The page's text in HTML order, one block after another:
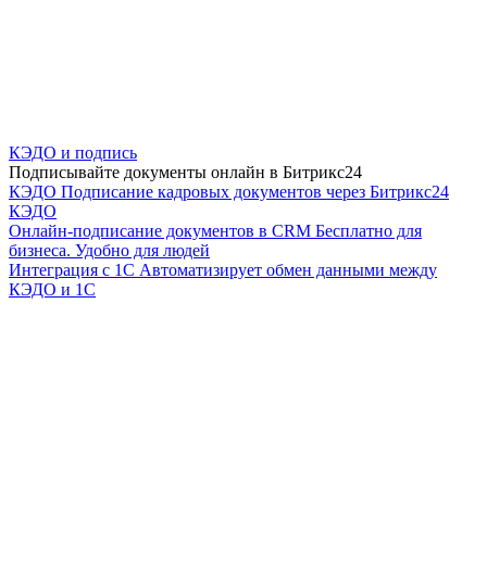
КЭДО и подпись
Подписывайте документы онлайн в Битрикс24
КЭДО Подписание кадровых документов через Битрикс24
КЭДО
Онлайн-подписание документов в CRM Бесплатно для
бизнеса. Удобно для людей
Интеграция с 1С Автоматизирует обмен данными между
КЭДО и 1С